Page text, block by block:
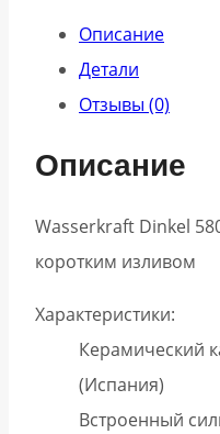
Описание
Детали
Отзывы (0)
Описание
Wasserkraft Dinkel
коротким изливом
Характеристики:
Керамический
(Испания)
Встроенный